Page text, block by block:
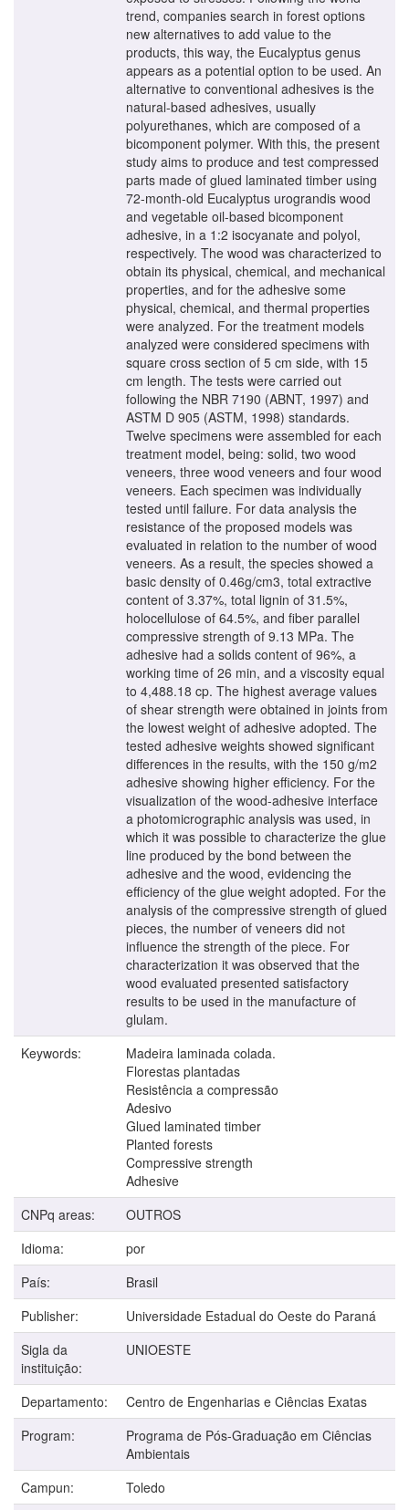
trend, companies search in forest options
new alternatives to add value to the
products, this way, the Eucalyptus genus
appears as a potential option to be used. An
alternative to conventional adhesives is the
natural-based adhesives, usually
polyurethanes, which are composed of a
bicomponent polymer. With this, the present
study aims to produce and test compressed
parts made of glued laminated timber using
72-month-old Eucalyptus urograndis wood
and vegetable oil-based bicomponent
adhesive, in a 1:2 isocyanate and polyol,
respectively. The wood was characterized to
obtain its physical, chemical, and mechanical
properties, and for the adhesive some
physical, chemical, and thermal properties
were analyzed. For the treatment models
analyzed were considered specimens with
square cross section of 5 cm side, with 15
cm length. The tests were carried out
following the NBR 7190 (ABNT, 1997) and
ASTM D 905 (ASTM, 1998) standards.
Twelve specimens were assembled for each
treatment model, being: solid, two wood
veneers, three wood veneers and four wood
veneers. Each specimen was individually
tested until failure. For data analysis the
resistance of the proposed models was
evaluated in relation to the number of wood
veneers. As a result, the species showed a
basic density of 0.46g/cm3, total extractive
content of 3.37%, total lignin of 31.5%,
holocellulose of 64.5%, and fiber parallel
compressive strength of 9.13 MPa. The
adhesive had a solids content of 96%, a
working time of 26 min, and a viscosity equal
to 4,488.18 cp. The highest average values
of shear strength were obtained in joints from
the lowest weight of adhesive adopted. The
tested adhesive weights showed significant
differences in the results, with the 150 g/m2
adhesive showing higher efficiency. For the
visualization of the wood-adhesive interface
a photomicrographic analysis was used, in
which it was possible to characterize the glue
line produced by the bond between the
adhesive and the wood, evidencing the
efficiency of the glue weight adopted. For the
analysis of the compressive strength of glued
pieces, the number of veneers did not
influence the strength of the piece. For
characterization it was observed that the
wood evaluated presented satisfactory
results to be used in the manufacture of
glulam.
Keywords:
Madeira laminada colada.
Florestas plantadas
Resistência a compressão
Adesivo
Glued laminated timber
Planted forests
Compressive strength
Adhesive
CNPq areas:
OUTROS
Idioma:
por
País:
Brasil
Publisher:
Universidade Estadual do Oeste do Paraná
Sigla da
instituição:
UNIOESTE
Departamento:
Centro de Engenharias e Ciências Exatas
Program:
Programa de Pós-Graduação em Ciências
Ambientais
Campun:
Toledo